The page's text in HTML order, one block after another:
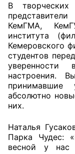
оказания
О Палате
Структура
Комиссии
Совет ОП
В творческих
КемГМА,
института
Кемеровского
студентов
настроения.
абсолютно
них.
Наталья
Парка
весной у нас